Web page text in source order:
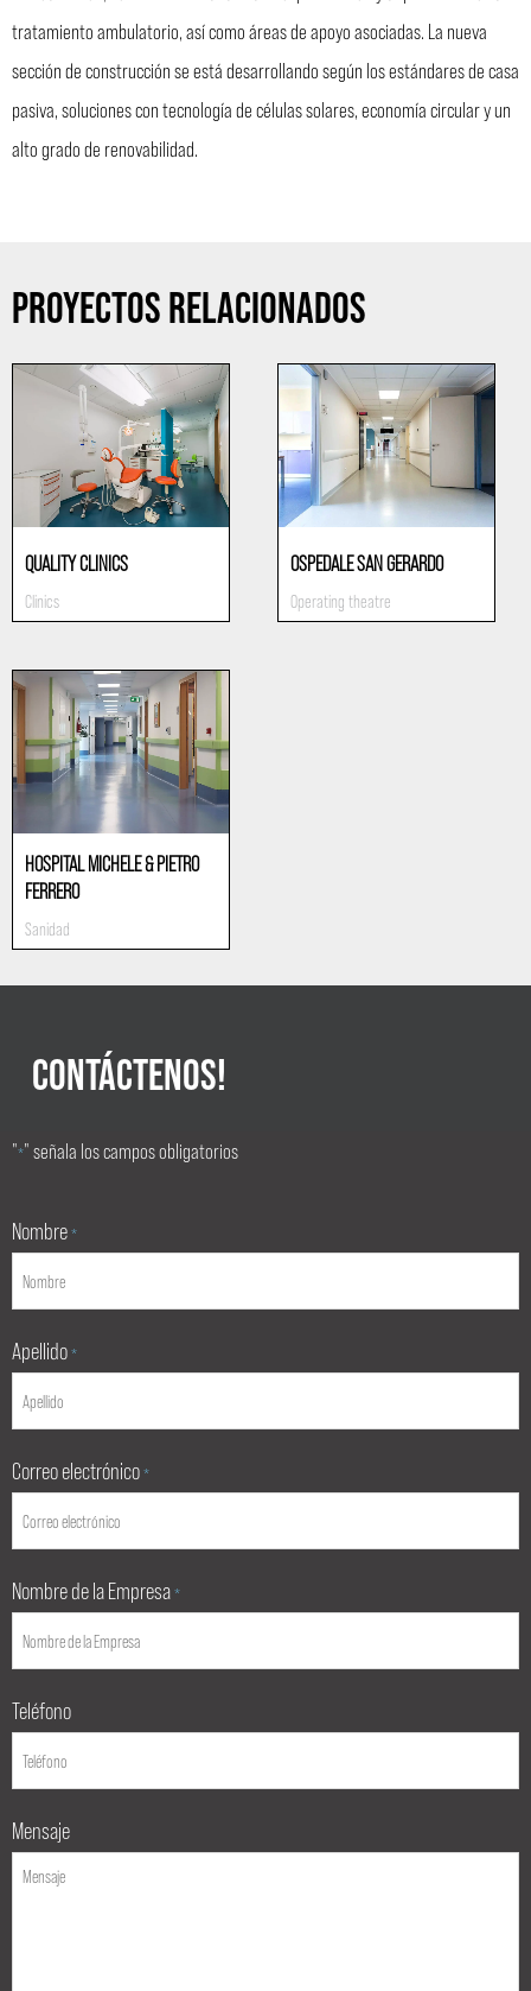
tratamiento ambulatorio, así como áreas de apoyo asociadas. La nueva
sección de construcción se está desarrollando según los estándares de casa
pasiva, soluciones con tecnología de células solares, economía circular y un
alto grado de renovabilidad.
PROYECTOS RELACIONADOS
QUALITY CLINICS
Clinics
OSPEDALE SAN GERARDO
Operating theatre
HOSPITAL MICHELE & PIETRO
FERRERO
Sanidad
CONTÁCTENOS!
"*" señala los campos obligatorios
Nombre *
Apellido *
Correo electrónico *
Nombre de la Empresa *
Teléfono
Mensaje